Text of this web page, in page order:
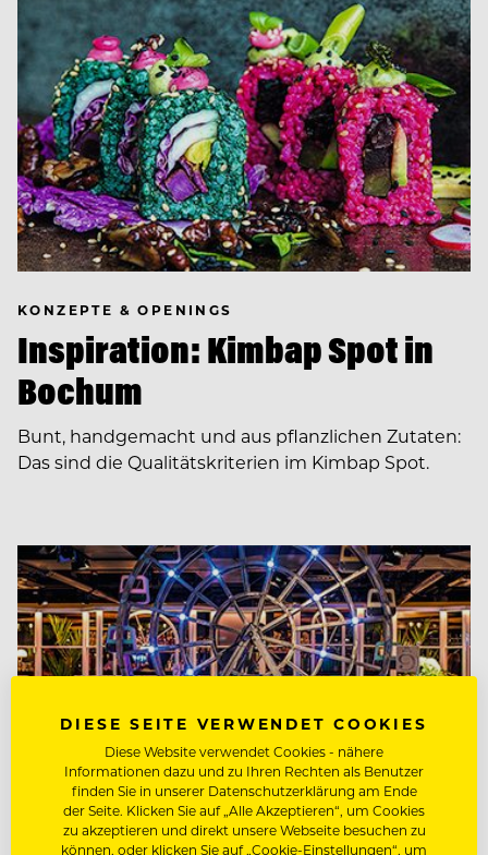
KONZEPTE & OPENINGS
Inspiration: Kimbap Spot in
Bochum
Bunt, handgemacht und aus pflanzlichen Zutaten:
Das sind die Qualitätskriterien im Kimbap Spot.
DIESE SEITE VERWENDET COOKIES
Diese Website verwendet Cookies - nähere
Informationen dazu und zu Ihren Rechten als Benutzer
finden Sie in unserer Datenschutzerklärung am Ende
der Seite. Klicken Sie auf „Alle Akzeptieren“, um Cookies
zu akzeptieren und direkt unsere Webseite besuchen zu
können, oder klicken Sie auf „Cookie-Einstellungen“, um